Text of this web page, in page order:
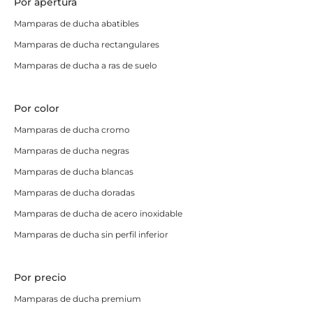
quienes buscan optimizar el espacio de entrada
con una apertura muy cómoda, perfecta para
En nuestra tienda online trabajamos con
más prestigiosos
del mercado, asegurando que
cumplan con
Cada modelo está fabricado con materiales resistentes
como el vidrio templado de seguridad y perfilería de
estructura sólida y de larga duración.
Además, contamos con una
Mamparas de ducha abatibles
Mamparas de ducha rectangulares
Mamparas de ducha a ras de suelo
Por color
Mamparas de ducha cromo
Mamparas de ducha negras
Mamparas de ducha blancas
Mamparas de ducha doradas
Mamparas de ducha de acero inoxidable
Mamparas de ducha sin perfil inferior
Por precio
Mamparas de ducha premium